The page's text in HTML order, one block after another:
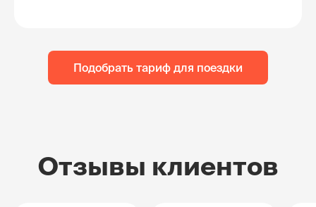
Подобрать тариф для поездки
Отзывы клиентов